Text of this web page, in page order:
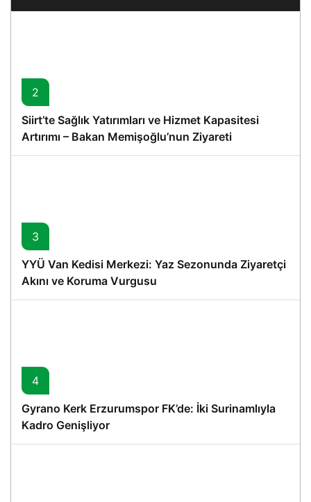
2
Siirt’te Sağlık Yatırımları ve Hizmet Kapasitesi
Artırımı – Bakan Memişoğlu’nun Ziyareti
3
YYÜ Van Kedisi Merkezi: Yaz Sezonunda Ziyaretçi
Akını ve Koruma Vurgusu
4
Gyrano Kerk Erzurumspor FK’de: İki Surinamlıyla
Kadro Genişliyor